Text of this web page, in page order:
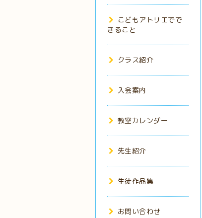
こどもアトリエでで
きること
クラス紹介
入会案内
教室カレンダー
先生紹介
生徒作品集
お問い合わせ